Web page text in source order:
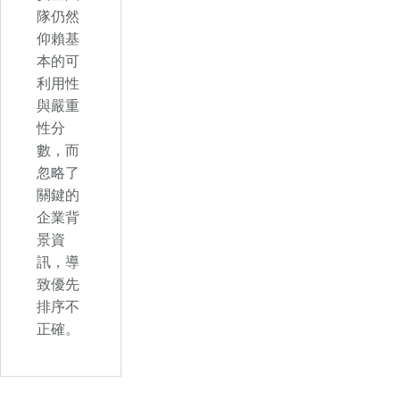
隊仍然
仰賴基
本的可
利用性
與嚴重
性分
數，而
忽略了
關鍵的
企業背
景資
訊，導
致優先
排序不
正確。